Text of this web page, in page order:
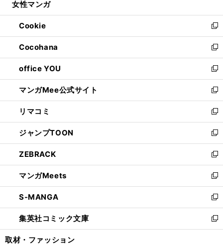
開
く
ウ
で
開
く
ン
ド
ウ
で
開
く
ウ
ィ
ン
ド
ウ
で
開
く
女性マンガ
Cookie
新
し
い
ウ
ィ
ン
ド
ウ
で
開
く
Cocohana
新
し
い
ウ
ィ
ン
ド
ウ
で
開
く
office YOU
新
し
い
ウ
ィ
ン
ド
ウ
で
開
く
マンガMee公式サイト
新
し
い
ウ
ィ
ン
ド
ウ
で
開
く
リマコミ
新
し
い
ウ
ィ
ン
ド
ウ
で
開
く
ジャンプTOON
新
し
い
ウ
ィ
ン
ド
ウ
で
開
ZEBRACK
新
し
い
ウ
ィ
ン
ド
ウ
マンガMeets
新
し
い
ウ
ィ
ン
S-MANGA
新
し
い
ウ
集英社コミック文庫
新
し
取材・ファッション